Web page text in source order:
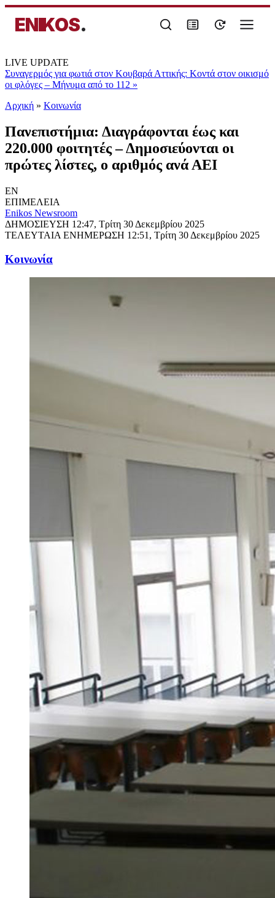
ENIKOS.
LIVE UPDATE
Συναγερμός για φωτιά στον Κουβαρά Αττικής: Κοντά στον οικισμό
οι φλόγες – Μήνυμα από το 112 »
Αρχική » Κοινωνία
Πανεπιστήμια: Διαγράφονται έως και
220.000 φοιτητές – Δημοσιεύονται οι
πρώτες λίστες, ο αριθμός ανά ΑΕΙ
EN
ΕΠΙΜΕΛΕΙΑ
Enikos Newsroom
ΔΗΜΟΣΙΕΥΣΗ 12:47, Τρίτη 30 Δεκεμβρίου 2025
ΤΕΛΕΥΤΑΙΑ ΕΝΗΜΕΡΩΣΗ 12:51, Τρίτη 30 Δεκεμβρίου 2025
Κοινωνία